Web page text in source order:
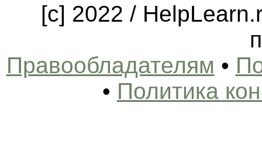
[c] 2022 /
Правообладателям •
• Политика